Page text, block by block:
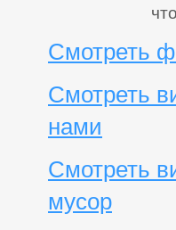
Смотреть
Смотреть
нами
Смотреть
мусор